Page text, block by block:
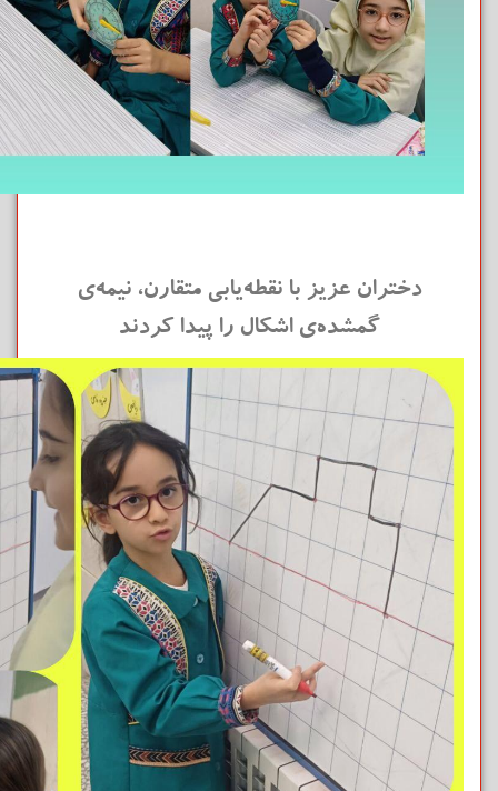
دختران عزیز با نقطه‌یابی متقارن، نیمه‌ی
گمشده‌ی اشکال را پیدا کردند